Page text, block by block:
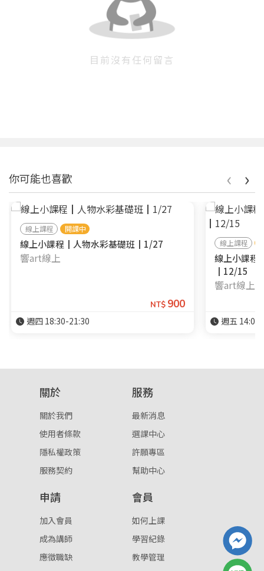
目前沒有任何留言
你可能也喜歡
線上課程 開課中
線上小課程┃人物水彩基礎班┃1/27
響art線上
NT$ 900
週四 18:30-21:30
線上課程
線上小課程
┃12/15
響art線上
週五
‹ ›
關於
關於我們
使用者條款
隱私權政策
服務契約
服務
最新消息
選課中心
許願專區
幫助中心
申請
加入會員
成為講師
應徵職缺
會員
如何上課
學習紀錄
教學管理